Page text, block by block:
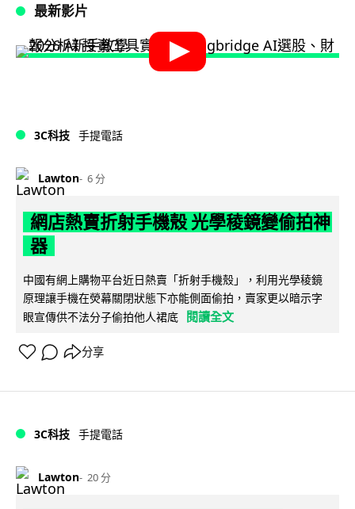
最新影片
3C科技 手提電話
Lawton 6 分
網店熱賣折射手機殼 光學稜鏡變偷拍神
器
中國有網上購物平台近日熱賣「折射手機殼」，利用光學稜鏡
原理讓手機在熒幕關閉狀態下亦能側面偷拍，賣家更以暗示字
眼宣傳供不法分子偷拍他人裙底 閱讀全文
分享
3C科技 手提電話
Lawton 20 分